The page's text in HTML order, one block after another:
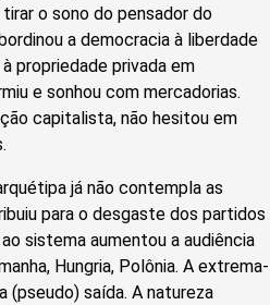
o sono do pensador do
a democracia à liberdade
propriedade privada em
e sonhou com mercadorias.
capitalista, não hesitou em
já não contempla as
para o desgaste dos partidos
sistema aumentou a audiência
Hungria, Polônia. A extrema-
(pseudo) saída. A natureza